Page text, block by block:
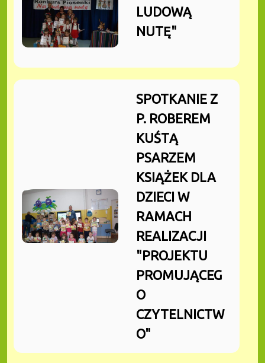
LUDOWĄ
NUTĘ"
SPOTKANIE Z
P. ROBEREM
KUŚTĄ
PSARZEM
KSIĄŻEK DLA
DZIECI W
RAMACH
REALIZACJI
"PROJEKTU
PROMUJĄCEG
O
CZYTELNICTW
O"